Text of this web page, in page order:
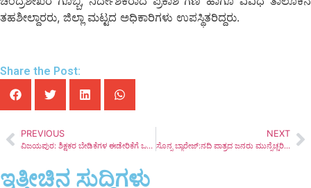
ತಹಶೀಲ್ದಾರರು, ಜಿಲ್ಲಾ ಮಟ್ಟದ ಅಧಿಕಾರಿಗಳು ಉಪಸ್ಥಿತರಿದ್ದರು.
Share the Post:
PREVIOUS
ವಿಜಯಪುರ: ಶಿಕ್ಷಕರ ಬೇಡಿಕೆಗಳ ಈಡೇರಿಕೆಗೆ ಒತ್ತಾಯಿಸಿ ಮನವಿ
NEXT
ಸೊನ್ನ ಬ್ಯಾರೇಜ್‌:ನದಿ ಪಾತ್ರದ ಜನರು ಮುನ್ನೆಚ್ಚರಿಕೆಯಿಂದಿರಿ.
ಇತ್ತೀಚಿನ ಸುದ್ದಿಗಳು